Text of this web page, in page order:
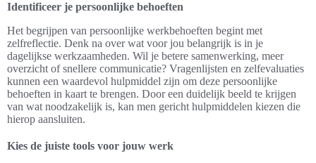
Identificeer je persoonlijke behoeften
Het begrijpen van persoonlijke werkbehoeften begint met
zelfreflectie. Denk na over wat voor jou belangrijk is in je
dagelijkse werkzaamheden. Wil je betere samenwerking, meer
overzicht of snellere communicatie? Vragenlijsten en zelfevaluaties
kunnen een waardevol hulpmiddel zijn om deze persoonlijke
behoeften in kaart te brengen. Door een duidelijk beeld te krijgen
van wat noodzakelijk is, kan men gericht hulpmiddelen kiezen die
hierop aansluiten.
Kies de juiste tools voor jouw werk